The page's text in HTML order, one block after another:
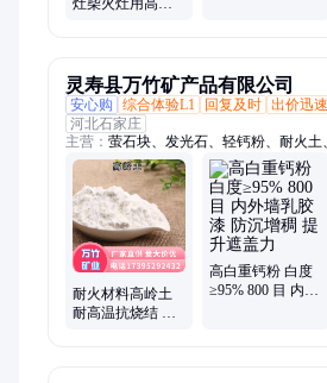
灶柴火灶用高温
灵寿县万竹矿产品有限公司
安心购
综合体验L1 回复及时 出价迅速
河北石家庄
主营： 萤石块、发光石、轻钙粉、耐火
光石、云母粉、夜光粉、夜光砖、托玛
石粉、萤石球、滑石粉、石英粉、电气石
砂、盐沙、石英砂、漂珠、碳酸钙粉
耐火材料高岭土
耐高温抗烧结 耐
高白重钙粉 白度
≥95% 800 目 内外